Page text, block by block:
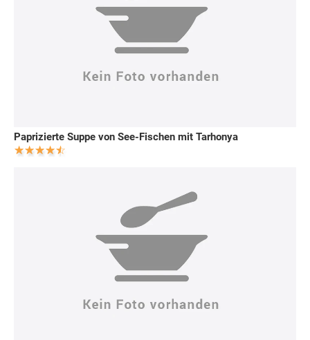
Paprizierte Suppe von See-Fischen mit Tarhonya